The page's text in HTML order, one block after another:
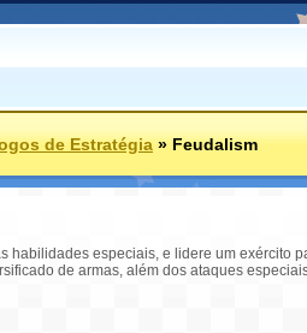
de Estratégia»Feudalism
habilidades especiais, e lidere um exército
de armas, além dos ataques